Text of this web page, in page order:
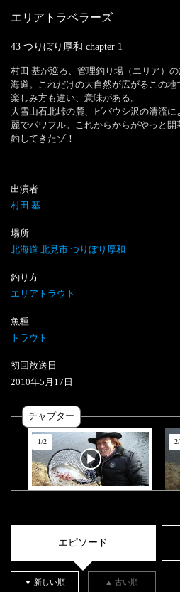
エリアトラベラーズ
43 つりぼり厚和 chapter 1
村田 基が巡る、管理釣り場（エリア）
海道。これだけの大自然が広がるこの
楽しみ方も違い、意味がある。
大雪山石北峠の麓、ビバウシ沢の清流
麗でパワフル。これからからがやっと
釣してきたゾ！
出演者
村田 基
場所
北海道 北見市 つりぼり厚和
釣り方
エリアトラウト
魚種
トラウト
初回放送日
2010年5 月 17 日
チャプター
1/2 2/
エピソード
▼ 新しい順 ▲ 古い順